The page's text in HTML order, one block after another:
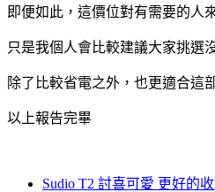
即便如此，這價位對有需要的人
只是我個人會比較建議大家挑選
除了比較省電之外，也更適合這
以上報告完畢
Sudio T2 討喜可愛 更好的